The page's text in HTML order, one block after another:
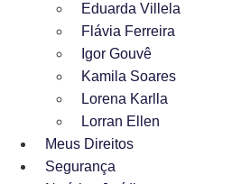
Eduarda Villela
Flávia Ferreira
Igor Gouvê
Kamila Soares
Lorena Karlla
Lorran Ellen
Meus Direitos
Segurança